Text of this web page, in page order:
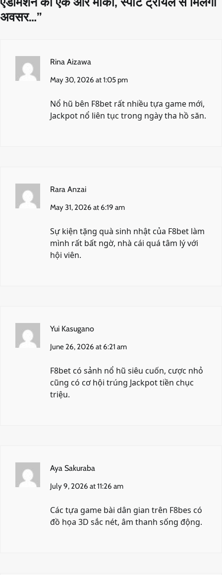
अवसर…”
Rina Aizawa
May 30, 2026 at 1:05 pm
Nổ hũ bên F8bet rất nhiều tựa game mới,
Jackpot nổ liên tục trong ngày tha hồ săn.
Rara Anzai
May 31, 2026 at 6:19 am
Sự kiện tặng quà sinh nhật của F8bet làm
mình rất bất ngờ, nhà cái quá tâm lý với
hội viên.
Yui Kasugano
June 26, 2026 at 6:21 am
F8betcó sảnh nổ hũ siêu cuốn, cược nhỏ
cũng có cơ hội trúng Jackpot tiền chục
triệu.
Aya Sakuraba
July 9, 2026 at 11:26 am
Các tựa game bài dân gian trên F8bes có
đồ họa 3D sắc nét, âm thanh sống động.